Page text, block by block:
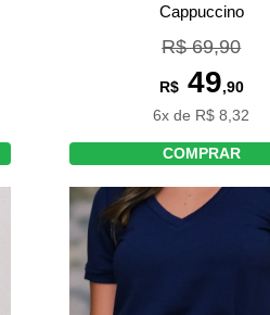
Cappuccino
R$ 69,90
R$49,90
6x de R$ 8,32
COMPRAR